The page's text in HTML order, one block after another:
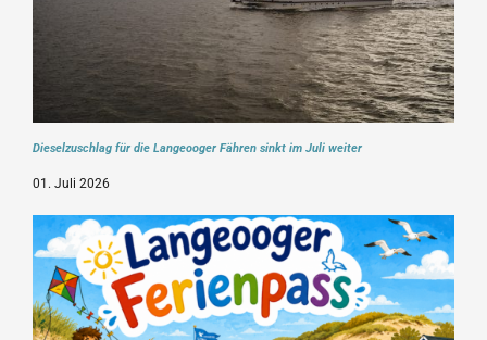
Dieselzuschlag für die Langeooger Fähren sinkt im Juli weiter
01. Juli 2026